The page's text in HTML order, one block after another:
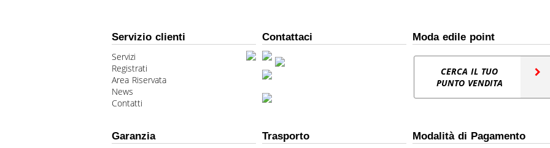
Servizio clienti
Servizi
Registrati
Area Riservata
News
Contatti
Contattaci Moda edile point
CERCA IL TUO
PUNTO VENDITA
Garanzia Trasporto Modalità di Pagamento